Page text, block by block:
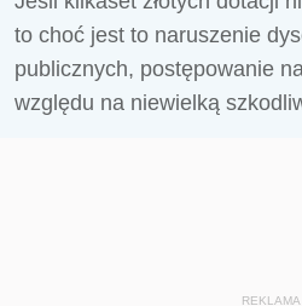
to choć jest to naruszenie
publicznych, postępowanie
względu na niewielką
REKLAMA